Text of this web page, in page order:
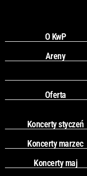
O KwP
Areny
Oferta
Koncerty styczeń
Koncerty marzec
Koncerty maj